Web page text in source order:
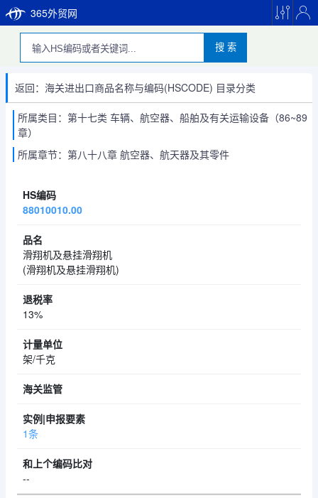
365外贸网
搜 索
返回：海关进出口商品名称与编码(HSCODE) 目录分类
所属类目：第十七类 车辆、航空器、船舶及有关运输设备（86~89
章）
所属章节：第八十八章 航空器、航天器及其零件
88010010.00
滑翔机及悬挂滑翔机
(滑翔机及悬挂滑翔机)
13%
架/千克
1条
--